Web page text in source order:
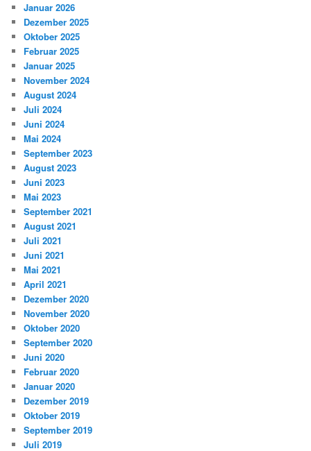
Januar 2026
Dezember 2025
Oktober 2025
Februar 2025
Januar 2025
November 2024
August 2024
Juli 2024
Juni 2024
Mai 2024
September 2023
August 2023
Juni 2023
Mai 2023
September 2021
August 2021
Juli 2021
Juni 2021
Mai 2021
April 2021
Dezember 2020
November 2020
Oktober 2020
September 2020
Juni 2020
Februar 2020
Januar 2020
Dezember 2019
Oktober 2019
September 2019
Juli 2019